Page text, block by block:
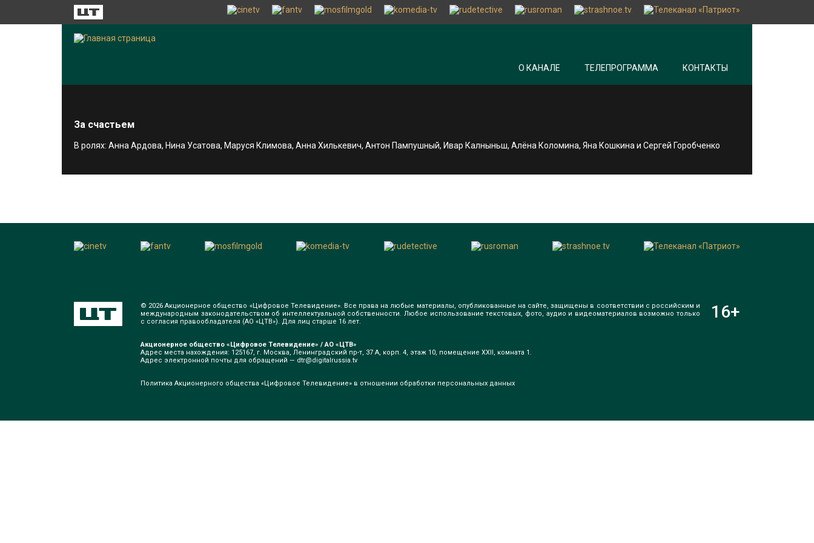
О КАНАЛЕ ТЕЛЕПРОГРАММА КОНТАКТЫ
За счастьем
В ролях: Анна Ардова, Нина Усатова, Маруся Климова, Анна Хилькевич, Антон Пампушный, Ивар Калныньш, Алёна Коломина, Яна Кошкина и Сергей Горобченко
© 2026 Акционерное общество «Цифровое Телевидение». Все права на любые материалы, опубликованные на сайте, защищены в соответствии с российским и
международным законодательством об интеллектуальной собственности. Любое использование текстовых, фото, аудио и видеоматериалов возможно только
с согласия правообладателя (АО «ЦТВ»). Для лиц старше 16 лет.
Акционерное общество «Цифровое Телевидение» / АО «ЦТВ»
Адрес места нахождения: 125167, г. Москва, Ленинградский пр-т, 37 А, корп. 4, этаж 10, помещение XXII, комната 1.
Адрес электронной почты для обращений — dtr@digitalrussia.tv
Политика Акционерного общества «Цифровое Телевидение» в отношении обработки персональных данных
16+